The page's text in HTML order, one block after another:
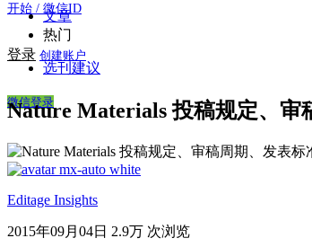
开始 / 微信ID
登录 创建账户
微信登录
文章
热门
选刊建议
Nature Materials 投稿规定、
Editage Insights
2015年09月04日 2.9万 次浏览